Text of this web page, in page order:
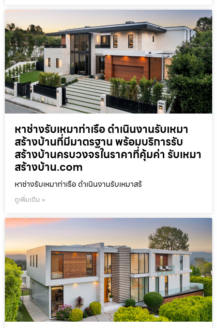
หาช่างรับเหมาท่าเรือ ดำเนินงานรับเหมา
สร้างบ้านที่มีมาตรฐาน พร้อมบริการรับ
สร้างบ้านครบวงจรในราคาที่คุ้มค่า รับเหมา
สร้างบ้าน.com
หาช่างรับเหมาท่าเรือ ดำเนินงานรับเหมาสร้
ดูเพิ่มเติม »